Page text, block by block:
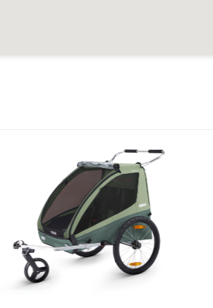
Preis
war:
CHF 619